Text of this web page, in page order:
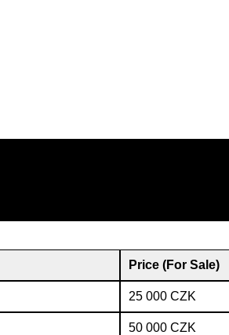
Price (For Sale)
25 000 CZK
50 000 CZK